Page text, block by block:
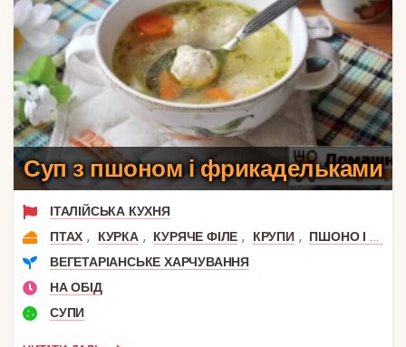
Суп з пшоном і фрикадельками
ІТАЛІЙСЬКА КУХНЯ
ПТАХ , КУРКА , КУРЯЧЕ ФІЛЕ , КРУПИ ,
ПШОНО І ПШЕНИЦЯ
ВЕГЕТАРІАНСЬКЕ ХАРЧУВАННЯ
НА ОБІД
СУПИ